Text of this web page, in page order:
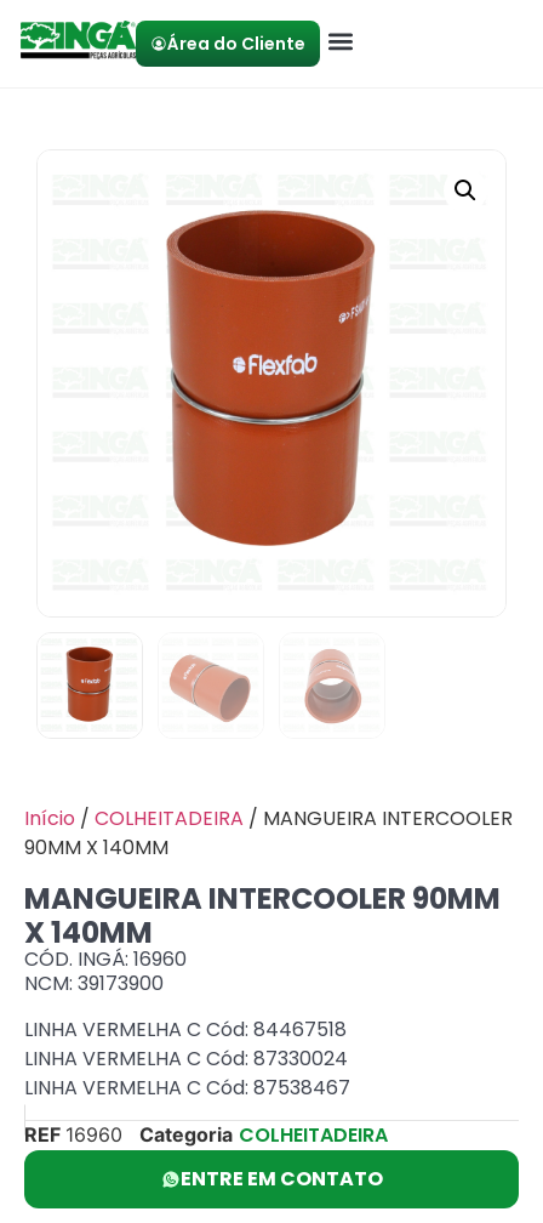
Área do Cliente
Início / COLHEITADEIRA / MANGUEIRA INTERCOOLER
90MM X 140MM
MANGUEIRA INTERCOOLER 90MM
X 140MM
CÓD. INGÁ: 16960
NCM: 39173900
LINHA VERMELHA C Cód: 84467518
LINHA VERMELHA C Cód: 87330024
LINHA VERMELHA C Cód: 87538467
REF 16960 Categoria COLHEITADEIRA
ENTRE EM CONTATO